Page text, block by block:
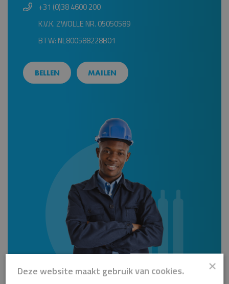
+31 (0)38 4600 200
K.V.K. ZWOLLE NR. 05050589
BTW: NL800588228B01
BELLEN MAILEN
×
Deze website maakt gebruik van cookies.